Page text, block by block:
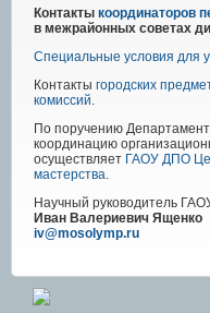
Контакты координаторов
в межрайонных советах
Специальные условия для
Контакты городских
комиссий.
По поручению
координацию
осуществляет ГАОУ ДПО
мастерства.
Научный руководитель
Иван Валериевич Ященко
iv@mosolymp.ru